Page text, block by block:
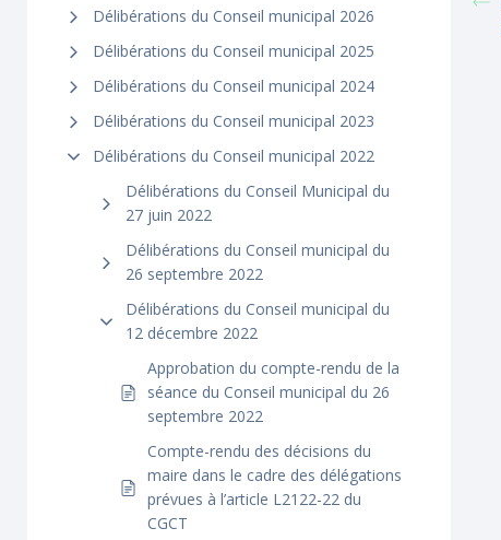
Délibérations du Conseil municipal 2026
Délibérations du Conseil municipal 2025
Délibérations du Conseil municipal 2024
Délibérations du Conseil municipal 2023
Délibérations du Conseil municipal 2022
Délibérations du Conseil Municipal du
27 juin 2022
Délibérations du Conseil municipal du
26 septembre 2022
Délibérations du Conseil municipal du
12 décembre 2022
Approbation du compte-rendu de la
séance du Conseil municipal du 26
septembre 2022
Compte-rendu des décisions du
maire dans le cadre des délégations
prévues à l’article L2122-22 du
CGCT